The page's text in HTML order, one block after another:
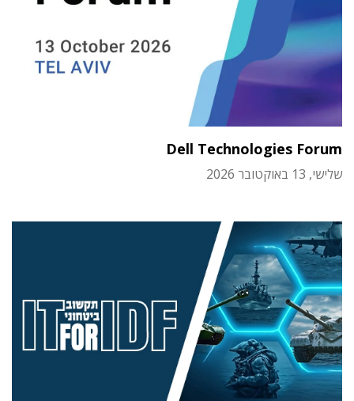
Dell Technologies Forum
שלישי, 13 באוקטובר 2026